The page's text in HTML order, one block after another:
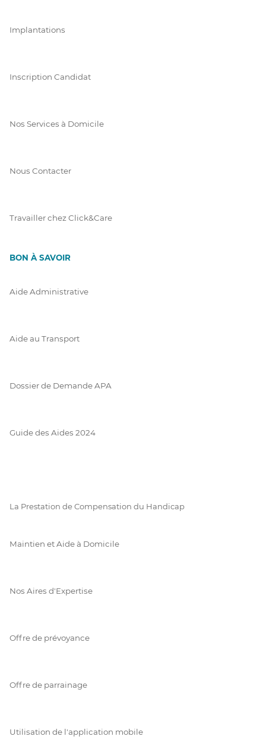
Implantations
Inscription Candidat
Nos Services à Domicile
Nous Contacter
Travailler chez Click&Care
BON À SAVOIR
Aide Administrative
Aide au Transport
Dossier de Demande APA
Guide des Aides 2024
La Prestation de Compensation du Handicap
Maintien et Aide à Domicile
Nos Aires d'Expertise
Offre de prévoyance
Offre de parrainage
Utilisation de l'application mobile